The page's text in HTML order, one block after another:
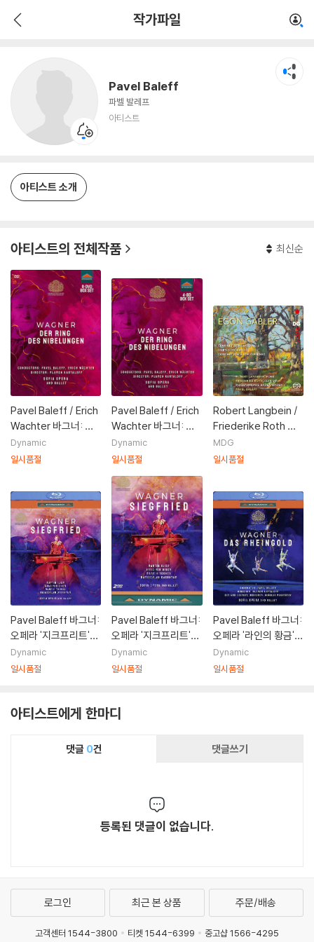
작가파일
Pavel Baleff
파벨 발레프
아티스트
아티스트 소개
아티스트의 전체작품 최신순
Pavel Baleff / Erich
Wachter 바그너: 오
페라 '니벨룽의 반지' 4
부작 (Wagner: Der
Dynamic
일시품절
Pavel Baleff / Erich
Wachter 바그너: 오
페라 '니벨룽의 반지' 4
부작 (Wagner: Der
en)
Dynamic
일시품절
Robert Langbein /
Friederike Roth 에
곤 가블러: 클라리넷,
호른 협주곡집 (Gabl
oncerto)
MDG
일시품절
Pavel Baleff 바그너:
오페라 '지크프리트'
(Richard Wagner: S
iegfried)
Dynamic
일시품절
Pavel Baleff 바그너:
오페라 '지크프리트'
(Richard Wagner: S
iegfried)
Dynamic
일시품절
Pavel Baleff 바그너:
오페라 '라인의 황금'
(Wagner: Das Rhei
ngold - von Gottho
Dynamic
일시품절
아티스트에게 한마디
댓글 0건 댓글쓰기
등록된 댓글이 없습니다.
로그인 최근 본 상품 주문/배송
고객센터 1544-3800 티켓 1544-6399 중고샵 1566-4295